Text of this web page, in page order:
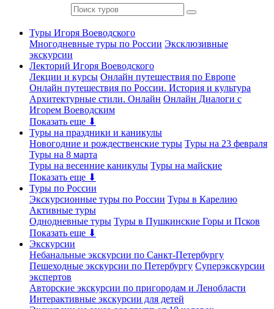
Туры Игоря Воеводского
Многодневные туры по России Эксклюзивные
экскурсии
Лекторий Игоря Воеводского
Лекции и курсы Онлайн путешествия по Европе
Онлайн путешествия по России. История и культура
Архитектурные стили. Онлайн Онлайн Диалоги с
Игорем Воеводским
Показать еще ⬇
Туры на праздники и каникулы
Новогодние и рождественские туры Туры на 23 февраля
Туры на 8 марта
Туры на весенние каникулы Туры на майские
Показать еще ⬇
Туры по России
Экскурсионные туры по России Туры в Карелию
Активные туры
Однодневные туры Туры в Пушкинские Горы и Псков
Показать еще ⬇
Экскурсии
Небанальные экскурсии по Санкт-Петербургу
Пешеходные экскурсии по Петербургу Суперэкскурсии
экспертов
Авторские экскурсии по пригородам и Ленобласти
Интерактивные экскурсии для детей